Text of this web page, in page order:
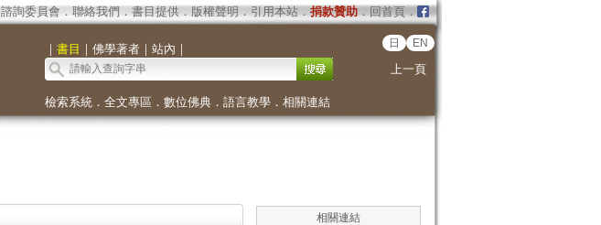
諮詢委員會． 聯絡我們 ． 書目提供． 版權聲明 ． 引用本站． 捐款贊助．回首頁．
｜ 書目 ｜ 佛學著者｜ 站內 ｜ 日 EN
上一頁
檢索系統． 全文專區 ． 數位佛典． 語言教學． 相關連結
相關連結